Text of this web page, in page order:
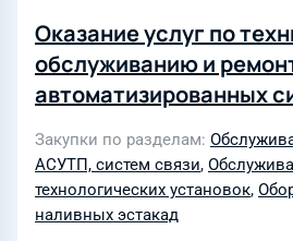
Оказание услуг по
обслуживанию и
автоматизированных
(АСН) нефтепродуктов в
автомобильные
нефтебазах ООО «РН-
Закупки по разделам
АСУТП, систем связи,
технологических установок,
наливных эстакад